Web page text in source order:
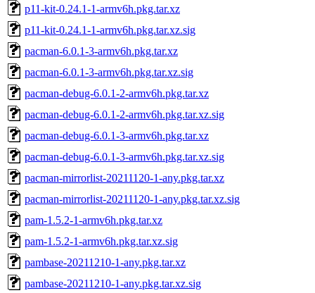
p11-kit-0.24.1-1-armv6h.pkg.tar.xz
p11-kit-0.24.1-1-armv6h.pkg.tar.xz.sig
pacman-6.0.1-3-armv6h.pkg.tar.xz
pacman-6.0.1-3-armv6h.pkg.tar.xz.sig
pacman-debug-6.0.1-2-armv6h.pkg.tar.xz
pacman-debug-6.0.1-2-armv6h.pkg.tar.xz.sig
pacman-debug-6.0.1-3-armv6h.pkg.tar.xz
pacman-debug-6.0.1-3-armv6h.pkg.tar.xz.sig
pacman-mirrorlist-20211120-1-any.pkg.tar.xz
pacman-mirrorlist-20211120-1-any.pkg.tar.xz.sig
pam-1.5.2-1-armv6h.pkg.tar.xz
pam-1.5.2-1-armv6h.pkg.tar.xz.sig
pambase-20211210-1-any.pkg.tar.xz
pambase-20211210-1-any.pkg.tar.xz.sig